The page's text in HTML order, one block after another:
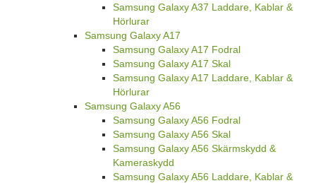
Samsung Galaxy A37 Laddare, Kablar &
Hörlurar
Samsung Galaxy A17
Samsung Galaxy A17 Fodral
Samsung Galaxy A17 Skal
Samsung Galaxy A17 Laddare, Kablar &
Hörlurar
Samsung Galaxy A56
Samsung Galaxy A56 Fodral
Samsung Galaxy A56 Skal
Samsung Galaxy A56 Skärmskydd &
Kameraskydd
Samsung Galaxy A56 Laddare, Kablar &